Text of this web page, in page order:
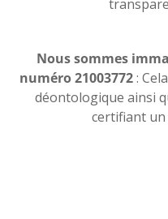
Nous sommes
numéro 21003772:
déontologique ainsi
certifiant un